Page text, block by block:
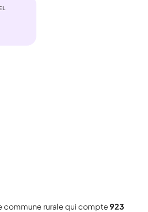
commune rurale qui compte923